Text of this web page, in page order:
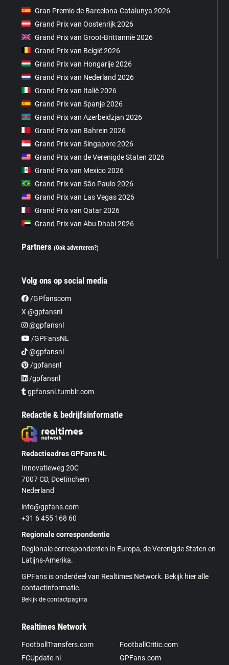
Gran Premio de Barcelona-Catalunya 2026
Grand Prix van Oostenrijk 2026
Grand Prix van Groot-Brittannië 2026
Grand Prix van België 2026
Grand Prix van Hongarije 2026
Grand Prix van Nederland 2026
Grand Prix van Italië 2026
Grand Prix van Spanje 2026
Grand Prix van Azerbeidzjan 2026
Grand Prix van Bahrein 2026
Grand Prix van Singapore 2026
Grand Prix van de Verenigde Staten 2026
Grand Prix van Mexico 2026
Grand Prix van São Paulo 2026
Grand Prix van Las Vegas 2026
Grand Prix van Qatar 2026
Grand Prix van Abu Dhabi 2026
Partners(Ook adverteren?)
Volg ons op social media
/GPfanscom
X @gpfansnl
@gpfansnl
/GPFansNL
@gpfansnl
/gpfansnl
/gpfansnl
gpfansnl.tumblr.com
Redactie & bedrijfsinformatie
Redactieadres GPFans NL
Innovatieweg 20C
7007 CD, Doetinchem
Nederland
info@gpfans.com
+31 6 455 168 60
Regionale correspondentie
Regionale correspondenten in Europa, de Verenigde Staten en
Latijns-Amerika.
GPFans is onderdeel van Realtimes Network. Bekijk hier alle
contactinformatie.
Bekijk de contactpagina
Realtimes Network
FootballTransfers.com
FootballCritic.com
FCUpdate.nl
GPFans.com